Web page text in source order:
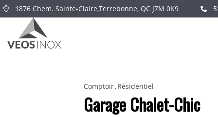
1876 Chem. Sainte-Claire,Terrebonne, QC J7M 0K9
Comptoir Résidentiel
Garage Chalet-Chic